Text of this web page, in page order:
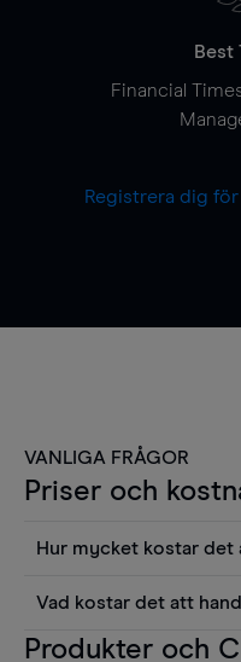
Best
Financial
Registrera dig
VANLIGA FRÅGOR
Priser och
Hur mycket kostar
använda sådana
Vad kostar det att
Det är en rad kostnader
Produkter och